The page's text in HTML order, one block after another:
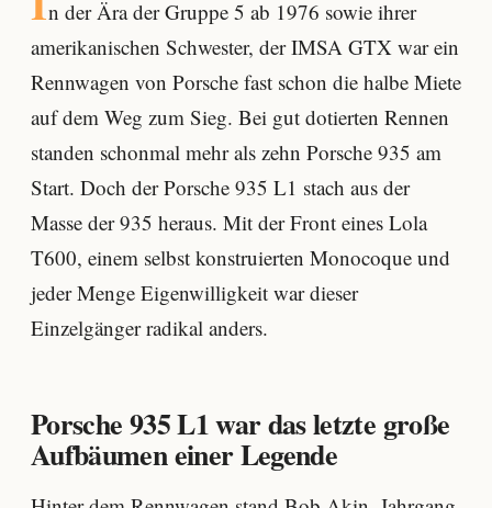
n der Ära der Gruppe 5 ab 1976 sowie ihrer
amerikanischen Schwester, der IMSA GTX war ein
Rennwagen von Porsche fast schon die halbe Miete
auf dem Weg zum Sieg. Bei gut dotierten Rennen
standen schonmal mehr als zehn Porsche 935 am
Start. Doch der Porsche 935 L1 stach aus der
Masse der 935 heraus. Mit der Front eines Lola
T600, einem selbst konstruierten Monocoque und
jeder Menge Eigenwilligkeit war dieser
Einzelgänger radikal anders.
Porsche 935 L1 war das letzte große
Aufbäumen einer Legende